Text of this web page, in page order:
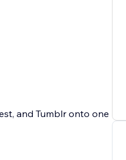
and Tumblr onto one